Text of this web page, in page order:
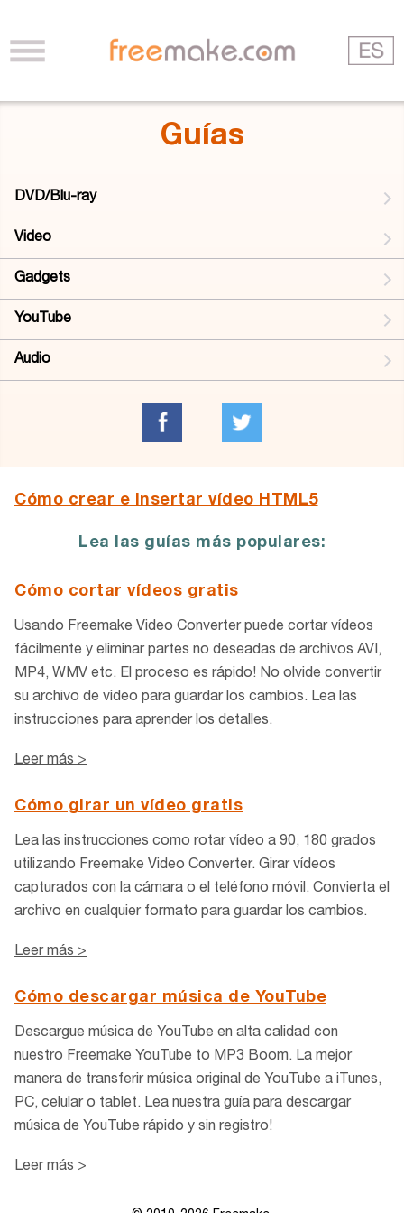
Guías
DVD/Blu-ray
Video
Gadgets
YouTube
Audio
Cómo crear e insertar vídeo HTML5
Lea las guías más populares:
Cómo cortar vídeos gratis
Usando Freemake Video Converter puede cortar vídeos
fácilmente y eliminar partes no deseadas de archivos AVI,
MP4, WMV etc. El proceso es rápido! No olvide convertir
su archivo de vídeo para guardar los cambios. Lea las
instrucciones para aprender los detalles.
Leer más >
Cómo girar un vídeo gratis
Lea las instrucciones como rotar vídeo a 90, 180 grados
utilizando Freemake Video Converter. Girar vídeos
capturados con la cámara o el teléfono móvil. Convierta el
archivo en cualquier formato para guardar los cambios.
Leer más >
Cómo descargar música de YouTube
Descargue música de YouTube en alta calidad con
nuestro Freemake YouTube to MP3 Boom. La mejor
manera de transferir música original de YouTube a iTunes,
PC, celular o tablet. Lea nuestra guía para descargar
música de YouTube rápido y sin registro!
Leer más >